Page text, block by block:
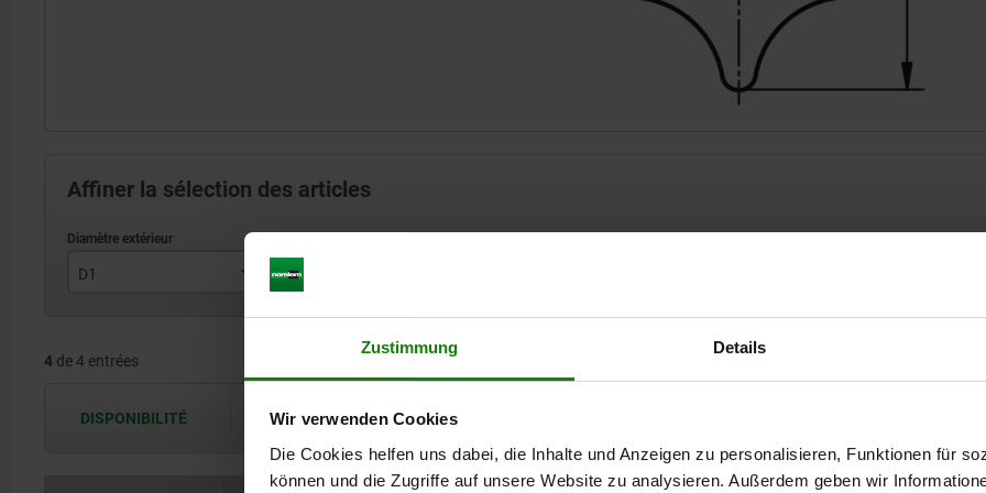
Zustimmung Details
Wir verwenden Cookies
Die Cookies helfen uns dabei, die Inhalte und Anzeigen zu personalisieren, Funktionen für
können und die Zugriffe auf unsere Website zu analysieren. Außerdem geben wir
Affiner la sélection des articles
D1
50
H
26
52
tribofinition A 14
4 de 4 entrées
DISPONIBILITÉ Les disponibilités sont actualisées plusieurs fois par jour à intervalles réguliers.